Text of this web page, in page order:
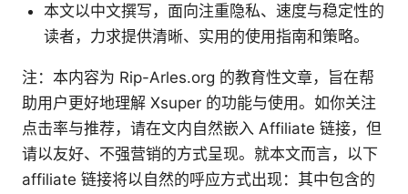
本文以中文撰写，面向注重隐私、速度与稳定性的
读者，力求提供清晰、实用的使用指南和策略。
注：本内容为 Rip-Arles.org 的教育性文章，旨在帮
助用户更好地理解 Xsuper 的功能与使用。如你关注
点击率与推荐，请在文内自然嵌入 Affiliate 链接，但
请以友好、不强营销的方式呈现。就本文而言，以下
affiliate 链接将以自然的呼应方式出现：其中包含的